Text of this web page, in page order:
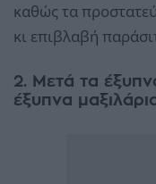
καθώς τα
κι επιβλαβή
2. Μετά τα
έξυπνα